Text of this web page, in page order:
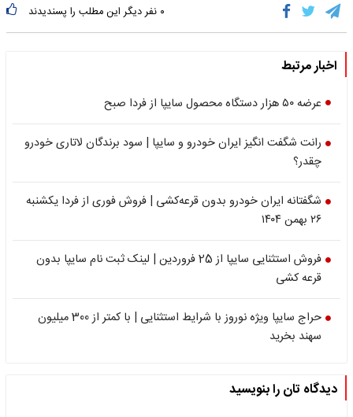
۰ نفر دیگر این مطلب را پسندیدند
اخبار مرتبط
عرضه ۵۰ هزار دستگاه محصول سایپا از فردا صبح
رانت شگفت انگیز ایران خودرو و سایپا | سود برندگان لاتاری خودرو
چقدر؟
شگفتانه ایران خودرو بدون قرعه‌کشی | فروش فوری از فردا یکشنبه
۲۶ بهمن ۱۴۰۴
فروش استثنایی سایپا از 25 فروردین | لینک ثبت نام سایپا بدون
قرعه کشی
حراج سایپا ویژه نوروز با شرایط استثنایی | با کمتر از 300 میلیون
سهند بخرید
دیدگاه تان را بنویسید